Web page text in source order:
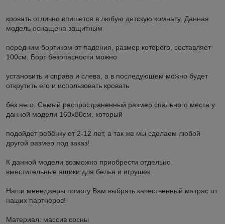
кровать отлично впишется в любую детскую комнату. Данная
модель оснащена защитным
передним бортиком от падения, размер которого, составляет
100см. Борт безопасности можно
установить и справа и слева, а в последующем можно будет
открутить его и использовать кровать
без него. Самый распространенный размер спального места у
данной модели 160х80см, который
подойдет ребёнку от 2-12 лет, а так же мы сделаем любой
другой размер под заказ!
К данной модели возможно приобрести отдельно
вместительные ящики для белья и игрушек.
Наши менеджеры помогу Вам выбрать качественный матрас от
наших партнеров!
Материал: массив сосны